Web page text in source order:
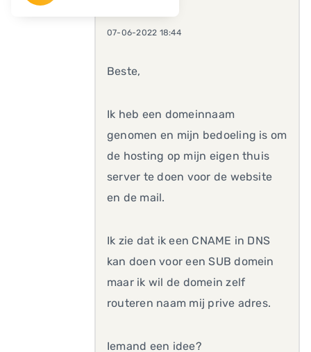
07-06-2022 18:44
Beste,
Ik heb een domeinnaam
genomen en mijn bedoeling is om
de hosting op mijn eigen thuis
server te doen voor de website
en de mail.
Ik zie dat ik een CNAME in DNS
kan doen voor een SUB domein
maar ik wil de domein zelf
routeren naam mij prive adres.
Iemand een idee?